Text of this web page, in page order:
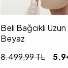
Beli Bağcıklı
Beyaz
8.499,99TL